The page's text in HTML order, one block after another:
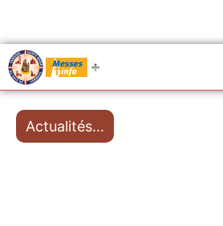
Messes
Actualités…